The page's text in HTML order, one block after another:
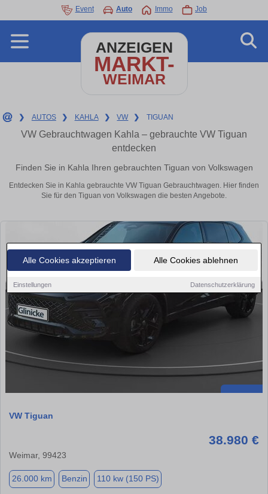
Alle Cookies akzeptieren Alle Cookies ablehnen
Einstellungen Datenschutzerklärung
Event Auto Immo Job
ANZEIGEN
MARKT-
WEIMAR
❯ AUTOS ❯ KAHLA ❯ VW ❯ TIGUAN
VW Gebrauchtwagen Kahla – gebrauchte VW Tiguan
entdecken
Finden Sie in Kahla Ihren gebrauchten Tiguan von Volkswagen
Entdecken Sie in Kahla gebrauchte VW Tiguan Gebrauchtwagen. Hier finden
Sie für den Tiguan von Volkswagen die besten Angebote.
VW Tiguan
38.980 €
Weimar, 99423
26.000 km Benzin 110 kw (150 PS)